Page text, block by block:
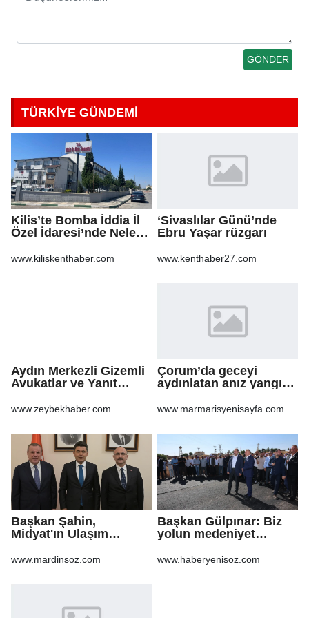
TÜRKİYE GÜNDEMİ
Kilis’te Bomba İddia İl
Özel İdaresi’nde Neler
www.kiliskenthaber.com
‘Sivaslılar Günü’nde
Ebru Yaşar rüzgarı
www.kenthaber27.com
Aydın Merkezli Gizemli
Avukatlar ve Yanıt
www.zeybekhaber.com
Çorum’da geceyi
aydınlatan anız yangını
www.marmarisyenisayfa.com
Başkan Şahin,
Midyat'ın Ulaşım
Taşıdı
www.mardinsoz.com
Başkan Gülpınar: Biz
yolun medeniyet
www.haberyenisoz.com